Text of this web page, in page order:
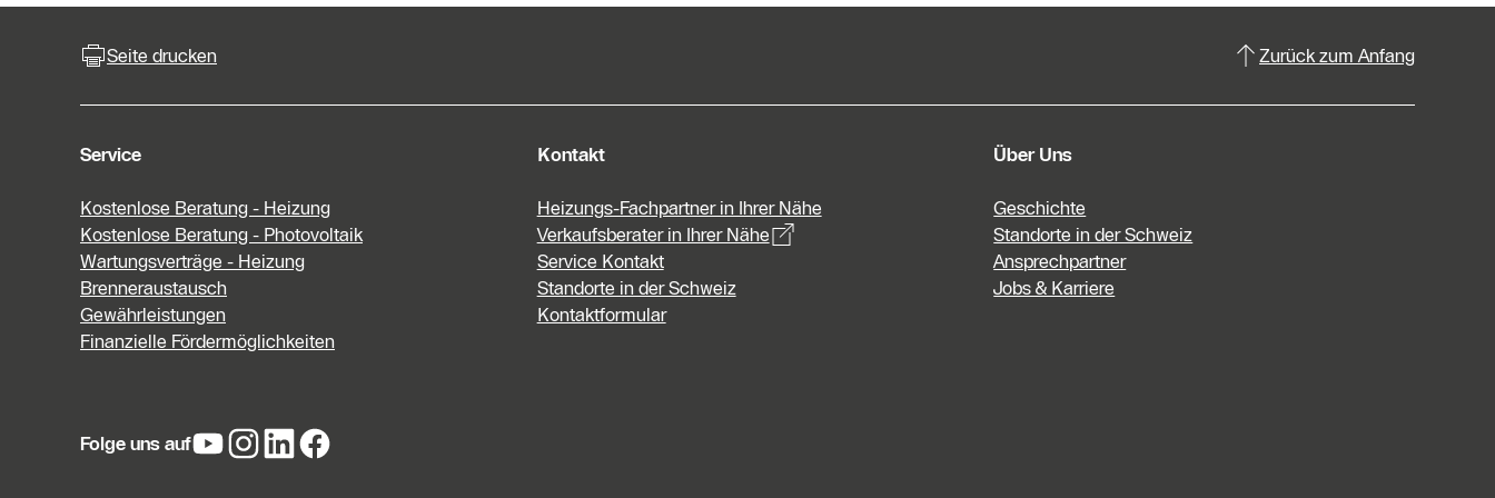
Seite drucken Zurück zum Anfang
Service
Kostenlose Beratung - Heizung
Kostenlose Beratung - Photovoltaik
Wartungsverträge - Heizung
Brenneraustausch
Gewährleistungen
Finanzielle Fördermöglichkeiten
Kontakt
Heizungs-Fachpartner in Ihrer Nähe
Verkaufsberater in Ihrer Nähe
Service Kontakt
Standorte in der Schweiz
Kontaktformular
Über Uns
Geschichte
Standorte in der Schweiz
Ansprechpartner
Jobs & Karriere
Folge uns auf